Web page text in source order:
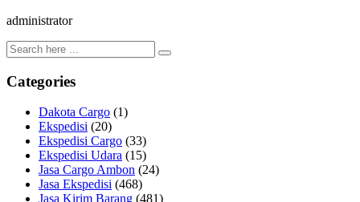
administrator
Categories
Dakota Cargo (1)
Ekspedisi (20)
Ekspedisi Cargo (33)
Ekspedisi Udara (15)
Jasa Cargo Ambon (24)
Jasa Ekspedisi (468)
Jasa Kirim Barang (481)